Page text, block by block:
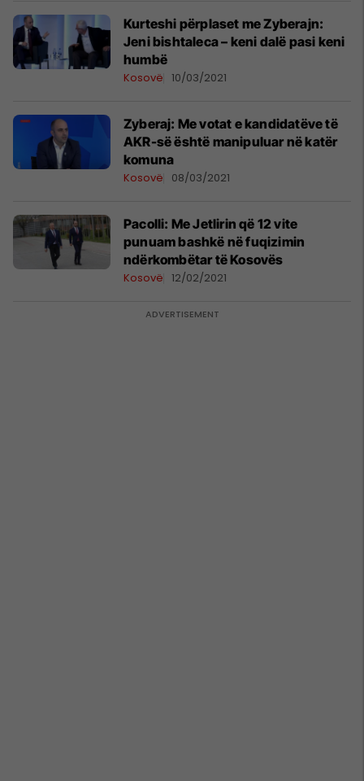
Kurteshi përplaset me Zyberajn:
Jeni bishtaleca – keni dalë pasi keni
humbë
Kosovë 10/03/2021
Zyberaj: Me votat e kandidatëve të
AKR-së është manipuluar në katër
komuna
Kosovë 08/03/2021
Pacolli: Me Jetlirin që 12 vite
punuam bashkë në fuqizimin
ndërkombëtar të Kosovës
Kosovë 12/02/2021